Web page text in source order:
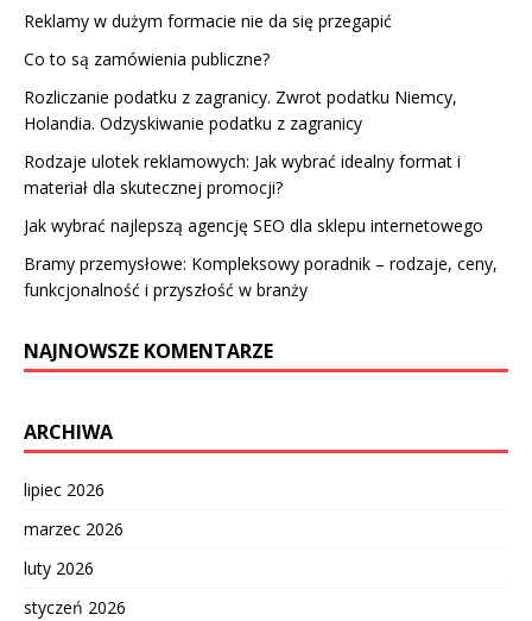
Reklamy w dużym formacie nie da się przegapić
Co to są zamówienia publiczne?
Rozliczanie podatku z zagranicy. Zwrot podatku Niemcy,
Holandia. Odzyskiwanie podatku z zagranicy
Rodzaje ulotek reklamowych: Jak wybrać idealny format i
materiał dla skutecznej promocji?
Jak wybrać najlepszą agencję SEO dla sklepu internetowego
Bramy przemysłowe: Kompleksowy poradnik – rodzaje, ceny,
funkcjonalność i przyszłość w branży
NAJNOWSZE KOMENTARZE
ARCHIWA
lipiec 2026
marzec 2026
luty 2026
styczeń 2026